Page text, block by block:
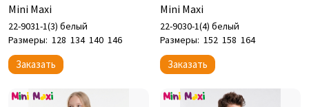
Mini Maxi
22-9031-1(3) белый
Размеры: 128 134 140 146
Заказать
Mini Maxi
22-9030-1(4) белый
Размеры: 152 158 164
Заказать